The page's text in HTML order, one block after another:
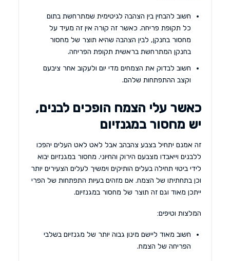
חשוב להבחין בין הצהבה לגיטימית שמתרחשת בתום
כל תקופת פריחה. כאשר זה קורה אין זה מעיד על
מחסור בחנקן, לבין הצהבה שהיא תוצר של מחסור
בחנקן המתרחשת בראשית תקופת הפריחה.
חשוב לבדוק את הצמחים מדי יום ולעקוב אחר ציבעם
וקצב ההתפתחות שלהם.
כאשר עלי הצמח הופכים לבנים,
יש מחסור במגנזיום
זה אמנם יתחיל בצבע צהבהב אבל לאט לאט העלים יהפכו
ללבנים וייאבדו מצבעם הירוק והחיוני. מחסור במגנזיום יבוא
לידי ביטוי תחילה בעלים הותיקים וימשיך לעלים הצעירים יותר
וכן בתחתיתו של הצמח. אם מזהים בעיות התפתחות של הפרי
ייתכן מאוד וגם זה תוצר של מחסור במגנזיום.
המלצות וטיפים:
חשוב מאוד ליישם מינון גבוה יותר של מגנזיום בשלבי
הפריחה של הצמח.